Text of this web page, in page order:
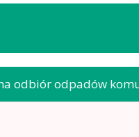
odbiór odpadów